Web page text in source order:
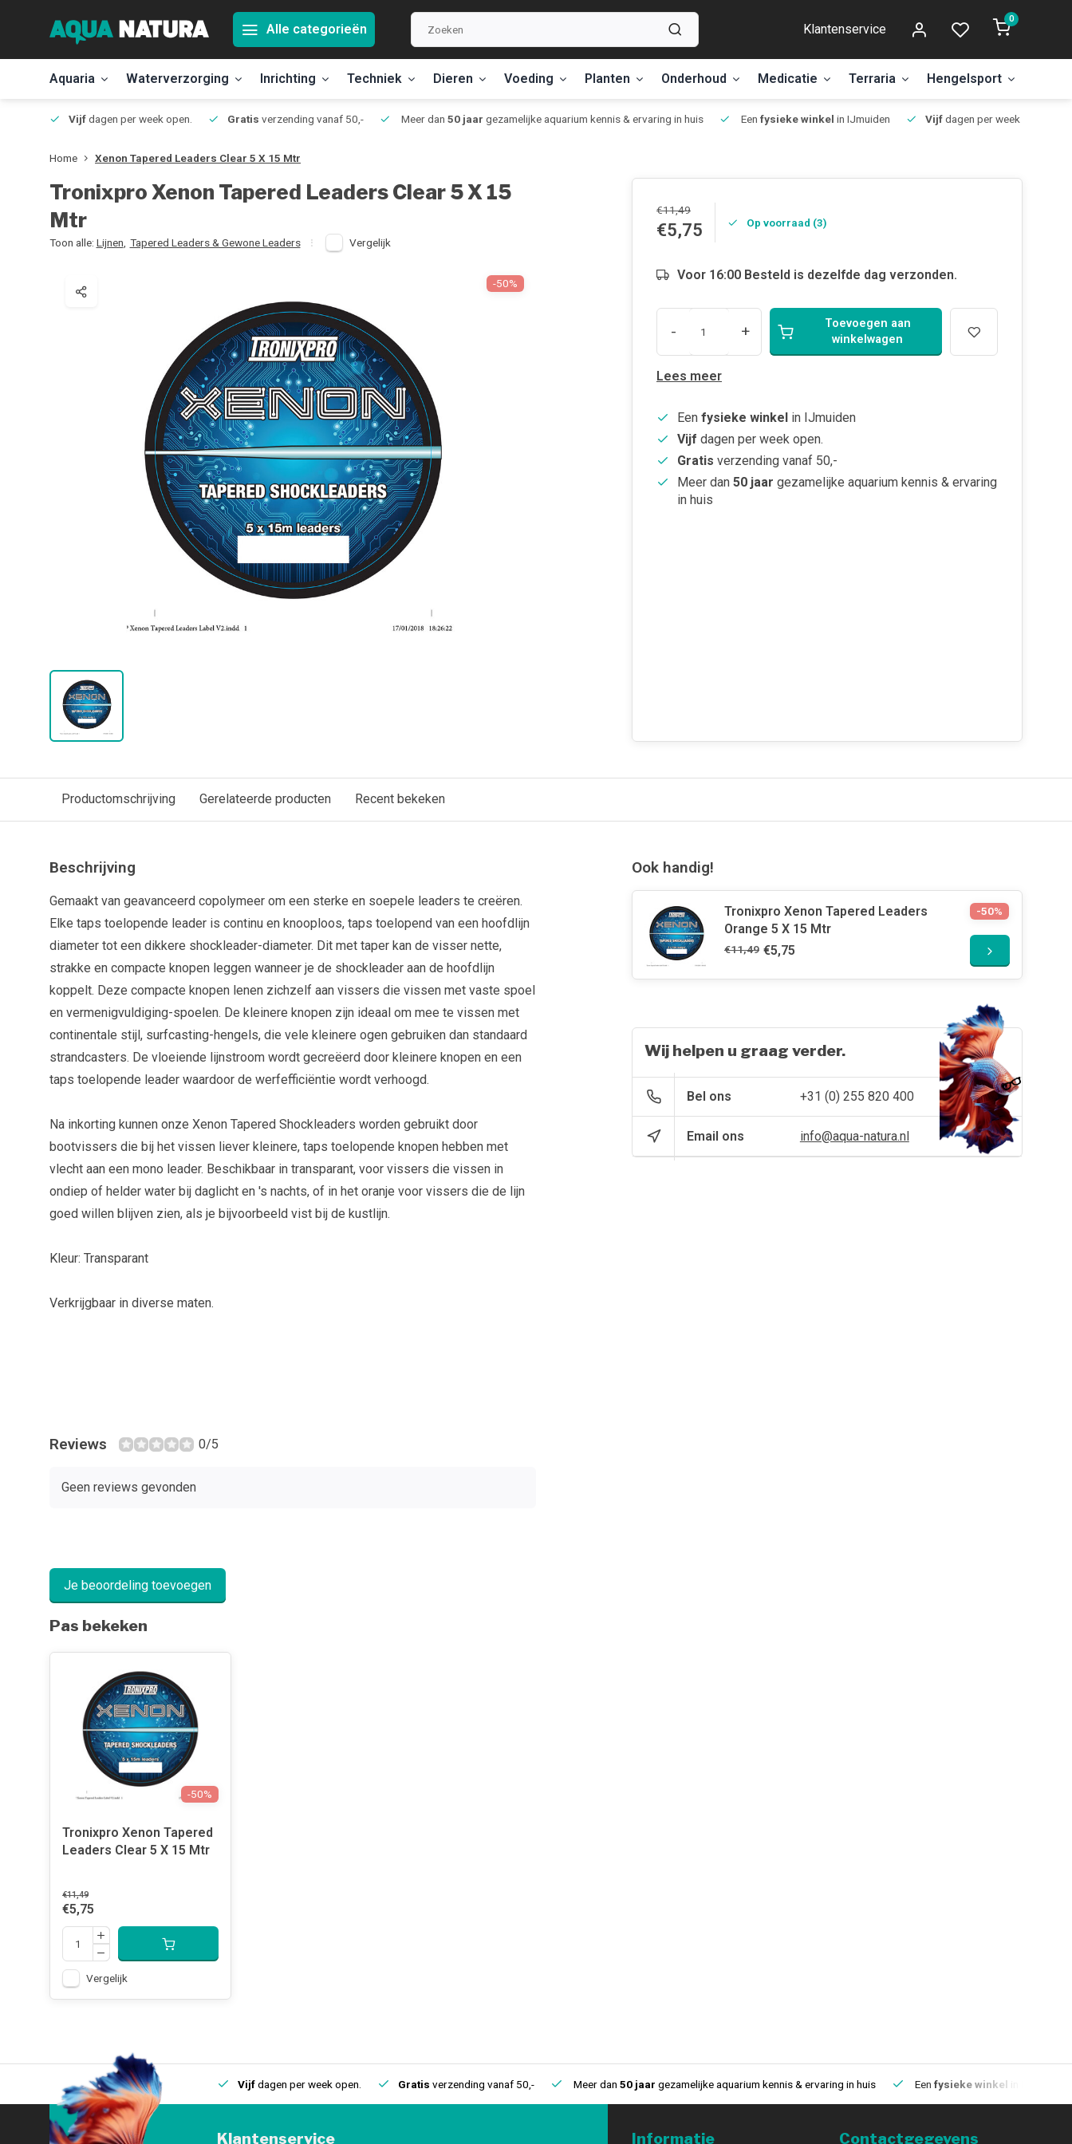
Alle categorieën Klantenservice
0
Aquaria Waterverzorging Inrichting Techniek Dieren Voeding Planten Onderhoud Medicatie Terraria Hengelsport
Vijfdagen per week open. Gratis verzending vanaf 50,- Meer dan 50 jaar gezamelijke aquarium kennis & ervaring in huis Een fysieke winkel in IJmuiden Vijfdagen per week open.
Home Xenon Tapered Leaders Clear 5 X 15 Mtr
Tronixpro Xenon Tapered Leaders Clear 5 X 15
Mtr
Toon alle: Lijnen Tapered Leaders & Gewone Leaders Vergelijk
-50%
€11,49
€5,75 Op voorraad (3)
Voor 16:00 Besteld is dezelfde dag verzonden.
- +
Toevoegen aan
winkelwagen
Lees meer
Een fysieke winkel in IJmuiden
Vijf dagen per week open.
Gratis verzending vanaf 50,-
Meer dan 50 jaar gezamelijke aquarium kennis & ervaring
in huis
Productomschrijving Gerelateerde producten Recent bekeken
Beschrijving
Gemaakt van geavanceerd copolymeer om een ​​sterke en soepele leaders te creëren.
Elke taps toelopende leader is continu en knooploos, taps toelopend van een hoofdlijn
diameter tot een dikkere shockleader-diameter. Dit met taper kan de visser nette,
strakke en compacte knopen leggen wanneer je de shockleader aan de hoofdlijn
koppelt. Deze compacte knopen lenen zichzelf aan vissers die vissen met vaste spoel
en vermenigvuldiging-spoelen. De kleinere knopen zijn ideaal om mee te vissen met
continentale stijl, surfcasting-hengels, die vele kleinere ogen gebruiken dan standaard
strandcasters. De vloeiende lijnstroom wordt gecreëerd door kleinere knopen en een
taps toelopende leader waardoor de werfefficiëntie wordt verhoogd.
Na inkorting kunnen onze Xenon Tapered Shockleaders worden gebruikt door
bootvissers die bij het vissen liever kleinere, taps toelopende knopen hebben met
vlecht aan een mono leader. Beschikbaar in transparant, voor vissers die vissen in
ondiep of helder water bij daglicht en 's nachts, of in het oranje voor vissers die de lijn
goed willen blijven zien, als je bijvoorbeeld vist bij de kustlijn.
Kleur: Transparant
Verkrijgbaar in diverse maten.
Reviews 0/5
Geen reviews gevonden
Je beoordeling toevoegen
Ook handig!
Tronixpro Xenon Tapered Leaders
Orange 5 X 15 Mtr
€11,49 €5,75
-50%
Wij helpen u graag verder.
Bel ons +31 (0) 255 820 400
Email ons info@aqua-natura.nl
Pas bekeken
-50%
Tronixpro Xenon Tapered
Leaders Clear 5 X 15 Mtr
€11,49
€5,75
Vergelijk
Eenfysieke winkelin IJmuiden Vijfdagen per week open. Gratis verzending vanaf 50,- Meer dan 50 jaar gezamelijke aquarium kennis & ervaring in huis Een fysieke winkel
Klantenservice Informatie Contactgegevens